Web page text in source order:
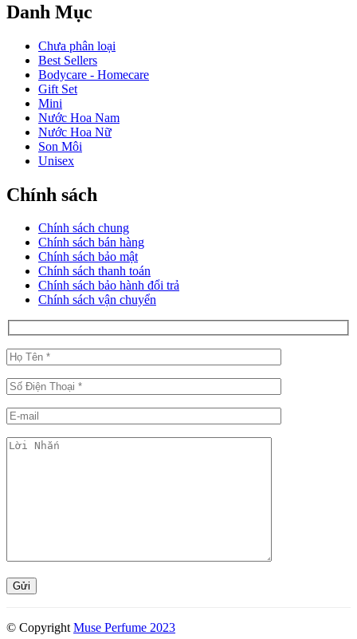
Danh Mục
Chưa phân loại
Best Sellers
Bodycare - Homecare
Gift Set
Mini
Nước Hoa Nam
Nước Hoa Nữ
Son Môi
Unisex
Chính sách
Chính sách chung
Chính sách bán hàng
Chính sách bảo mật
Chính sách thanh toán
Chính sách bảo hành đổi trả
Chính sách vận chuyển
© Copyright Muse Perfume 2023